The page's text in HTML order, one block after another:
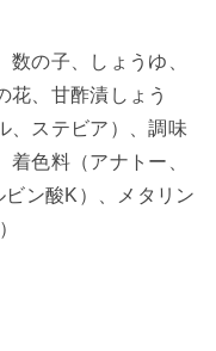
数の子、しょうゆ、
花、甘酢漬しょう
、ステビア）、調味
色料（アナトー、
ン酸K）、メタリン